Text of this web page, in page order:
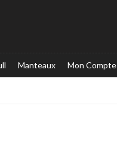
Manteaux Mon Compte